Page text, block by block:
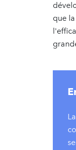
que